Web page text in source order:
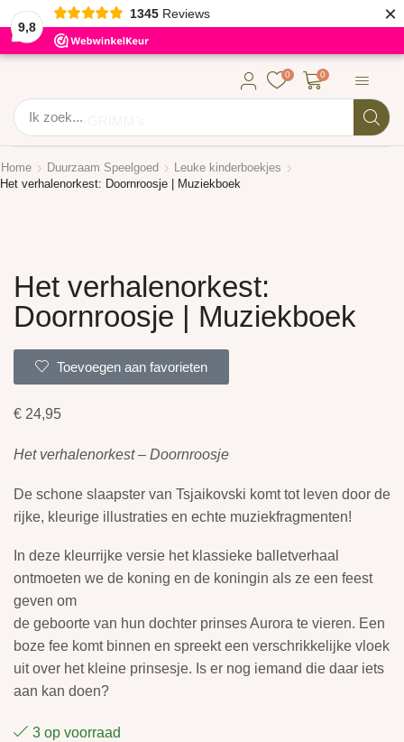
9,8
1345 Reviews ×
Ik zoek...
0 0
Home Duurzaam Speelgoed
Leuke kinderboekjes
Het verhalenorkest: Doornroosje | Muziekboek
Het verhalenorkest:
Doornroosje | Muziekboek
Toevoegen aan favorieten
€ 24,95
Het verhalenorkest – Doornroosje
De schone slaapster van Tsjaikovski komt tot leven door de
rijke, kleurige illustraties en echte muziekfragmenten!
In deze kleurrijke versie het klassieke balletverhaal
ontmoeten we de koning en de koningin als ze een feest
geven om
de geboorte van hun dochter prinses Aurora te vieren. Een
boze fee komt binnen en spreekt een verschrikkelijke vloek
uit over het kleine prinsesje. Is er nog iemand die daar iets
aan kan doen?
3 op voorraad